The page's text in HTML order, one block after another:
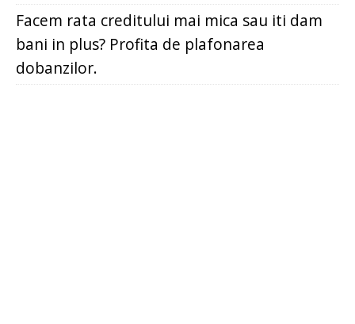
Facem rata creditului mai mica sau iti dam
bani in plus? Profita de plafonarea
dobanzilor.